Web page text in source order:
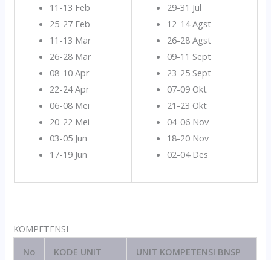
11-13 Feb
25-27 Feb
11-13 Mar
26-28 Mar
08-10 Apr
22-24 Apr
06-08 Mei
20-22 Mei
03-05 Jun
17-19 Jun
29-31 Jul
12-14 Agst
26-28 Agst
09-11 Sept
23-25 Sept
07-09 Okt
21-23 Okt
04-06 Nov
18-20 Nov
02-04 Des
KOMPETENSI
No
KODE UNIT UNIT KOMPETENSI BNSP